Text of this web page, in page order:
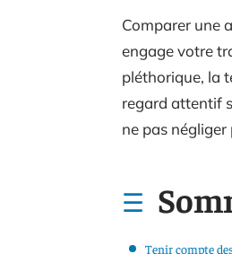
Comparer une
engage votre
pléthorique, la
regard attentif
ne pas
Tenir compte